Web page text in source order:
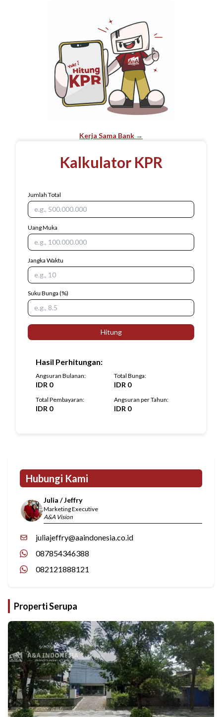
Kerja Sama Bank →
Kalkulator KPR
Jumlah Total
Uang Muka
Jangka Waktu
Suku Bunga (%)
Hitung
Hasil Perhitungan:
Angsuran Bulanan:
IDR 0
Total Bunga:
IDR 0
Total Pembayaran:
IDR 0
Angsuran per Tahun:
IDR 0
Hubungi Kami
Julia / Jeffry
Marketing Executive
A&A Vision
juliajeffry@aaindonesia.co.id
087854346388
082121888121
Properti Serupa